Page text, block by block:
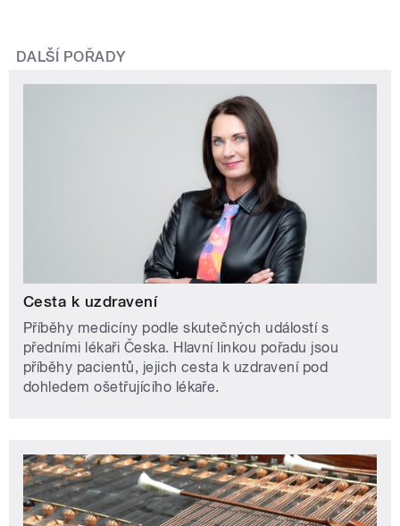
DALŠÍ POŘADY
Cesta k uzdravení
Příběhy medicíny podle skutečných událostí s
předními lékaři Česka. Hlavní linkou pořadu jsou
příběhy pacientů, jejich cesta k uzdravení pod
dohledem ošetřujícího lékaře.